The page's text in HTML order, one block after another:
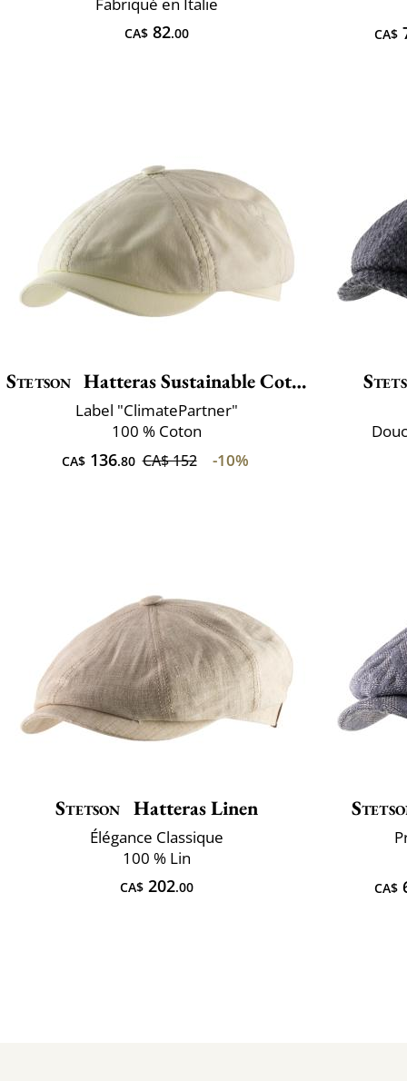
CA$ 82.00 CA$
Stetson Hatteras Sustainable Cotton
Label "ClimatePartner"
100 % Coton
CA$136.80 CA$ 152 -10%
Stetson Hatteras Linen
Élégance Classique
100 % Lin
CA$ 202.00 CA$